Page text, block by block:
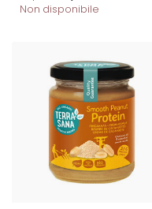
Non disponibile